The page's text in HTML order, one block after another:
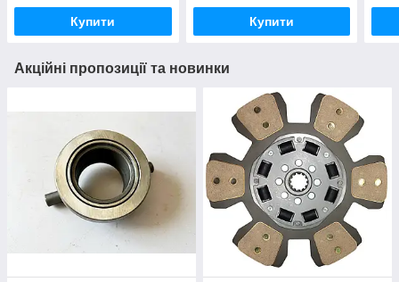
Купити Купити
Акційні пропозиції та новинки